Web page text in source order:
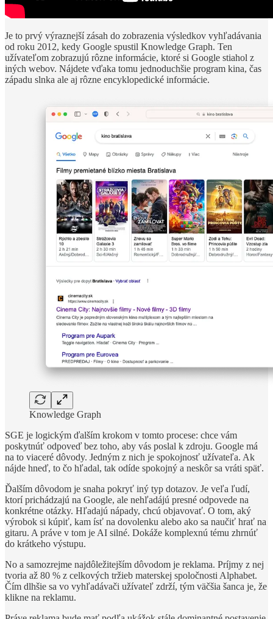
Je to prvý výraznejší zásah do zobrazenia výsledkov vyhľadávania
od roku 2012, kedy Google spustil Knowledge Graph. Ten
užívateľom zobrazujú rôzne informácie, ktoré si Google stiahol z
iných webov. Nájdete vďaka tomu jednoduchšie program kina, čas
západu slnka ale aj rôzne encyklopedické informácie.
Knowledge Graph
SGE je logickým ďalším krokom v tomto procese: chce vám
poskytnúť odpoveď bez toho, aby vás poslal k zdroju. Google má
na to viaceré dôvody. Jedným z nich je spokojnosť užívateľa. Ak
nájde hneď, to čo hľadal, tak odíde spokojný a neskôr sa vráti späť.
Ďalším dôvodom je snaha pokryť iný typ dotazov. Je veľa ľudí,
ktorí prichádzajú na Google, ale nehľadájú presné odpovede na
konkrétne otázky. Hľadajú nápady, chcú objavovať. O tom, aký
výrobok si kúpiť, kam ísť na dovolenku alebo ako sa naučiť hrať na
gitaru. A práve v tom je AI silné. Dokáže komplexnú tému zhrnúť
do krátkeho výstupu.
No a samozrejme najdôležitejším dôvodom je reklama. Príjmy z nej
tvoria až 80 % z celkových tržieb materskej spoločnosti Alphabet.
Čím dlhšie sa vo vyhľadávači užívateľ zdrží, tým väčšia šanca je, že
klikne na reklamu.